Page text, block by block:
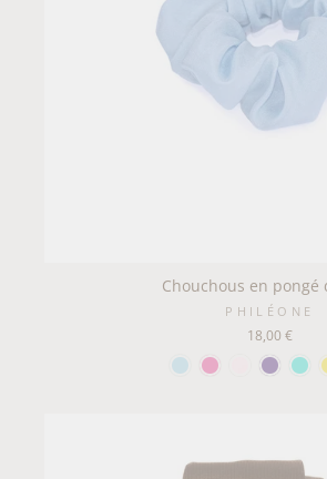
Chouchous en pongé
PHILÉONE
18,00 €